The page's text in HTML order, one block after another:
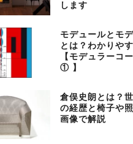
します
モデュールとモ
とは？わかりや
【モデュラーコ
① 】
倉俣史朗とは？
の経歴と椅子や
画像で解説